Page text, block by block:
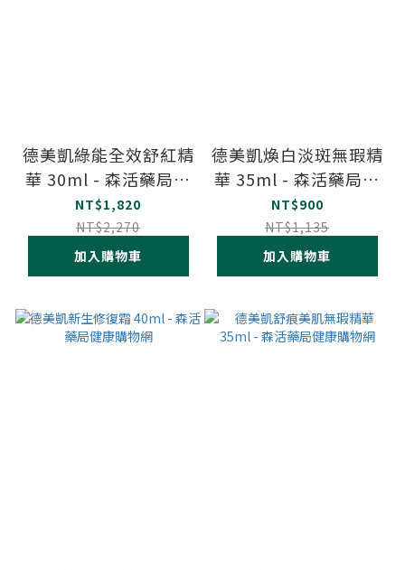
德美凱綠能全效舒紅精
華 30ml - 森活藥局健
康購物網
NT$1,820
NT$2,270
加入購物車
德美凱煥白淡斑無瑕精
華 35ml - 森活藥局健
康購物網
NT$900
NT$1,135
加入購物車